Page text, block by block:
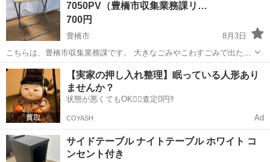
7050PV（豊橋市収集業務課リ…
700円
豊橋市
8月3日
こちらは、豊橋市収集業務課です。 大きなごみやこわすごみで出た、
まだ使える家具等を修繕したリユース家具を出品しています。 ■出品
物詳細 サイズ：幅70 cm×奥行40 cm×高さ71 cm 状 態：リユ...
愛知 豊橋市 テーブル リユース
【実家の押し入れ整理】眠っている人形あり
ませんか？
状態が悪くてもOK🙆‍♀️査定0円‼️
COYASH Ad
サイドテーブル ナイトテーブル ホワイト コ
ンセント付き